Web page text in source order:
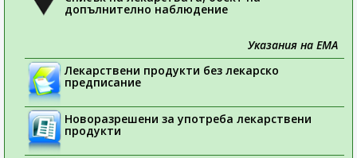
допълнително наблюдение
Указания на ЕМА
Лекарствени продукти без лекарско
предписание
Новоразрешени за употреба лекарствени
продукти